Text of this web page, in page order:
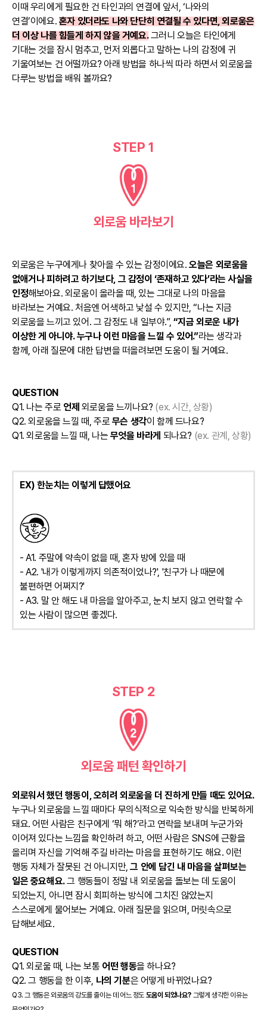
이때 우리에게 필요한 건 타인과의 연결에 앞서, ‘나와의
연결’이에요. 혼자 있더라도 나와 단단히 연결될 수 있다면, 외로움은
더 이상 나를 힘들게 하지 않을 거예요.그러니 오늘은 타인에게
기대는 것을 잠시 멈추고, 먼저 외롭다고 말하는 나의 감정에 귀
기울여보는 건 어떨까요? 아래 방법을 하나씩 따라 하면서 외로움을
다루는 방법을 배워 볼까요?
STEP 1
외로움 바라보기
외로움은 누구에게나 찾아올 수 있는 감정이에요.오늘은 외로움을
없애거나 피하려고 하기보다, 그 감정이 ‘존재하고 있다’라는 사실을
인정해보아요. 외로움이 올라올 때, 있는 그대로 나의 마음을
바라보는 거예요. 처음엔 어색하고 낯설 수 있지만, “나는 지금
외로움을 느끼고 있어. 그 감정도 내 일부야.”, “지금 외로운 내가
이상한 게 아니야. 누구나 이런 마음을 느낄 수 있어.”라는 생각과
함께, 아래 질문에 대한 답변을 떠올려보면 도움이 될 거예요.
QUESTION
Q1. 나는 주로 언제 외로움을 느끼나요? (ex. 시간, 상황)
Q2. 외로움을 느낄 때, 주로 무슨 생각이 함께 드나요?
Q1. 외로움을 느낄 때, 나는 무엇을 바라게 되나요? (ex. 관계, 상황)
EX) 한눈치는 이렇게 답했어요
- A1. 주말에 약속이 없을 때, 혼자 방에 있을 때
- A2. '내가 이렇게까지 의존적이었나?', '친구가 나 때문에
불편하면 어쩌지?'
- A3. 말 안 해도 내 마음을 알아주고, 눈치 보지 않고 연락할 수
있는 사람이 많으면 좋겠다.
STEP 2
외로움 패턴 확인하기
외로워서 했던 행동이, 오히려 외로움을 더 진하게 만들 때도 있어요.
누구나 외로움을 느낄 때마다 무의식적으로 익숙한 방식을 반복하게
돼요. 어떤 사람은 친구에게 ‘뭐 해?’라고 연락을 보내며 누군가와
이어져 있다는 느낌을 확인하려 하고, 어떤 사람은 SNS에 근황을
올리며 자신을 기억해 주길 바라는 마음을 표현하기도 해요. 이런
행동 자체가 잘못된 건 아니지만,그 안에 담긴 내 마음을 살펴보는
일은 중요해요.그 행동들이 정말 내 외로움을 돌보는 데 도움이
되었는지, 아니면 잠시 회피하는 방식에 그치진 않았는지
스스로에게 물어보는 거예요. 아래 질문을 읽으며, 머릿속으로
답해보세요.
QUESTION
Q1. 외로울 때, 나는 보통 어떤 행동을 하나요?
Q2. 그 행동을 한 이후, 나의 기분은 어떻게 바뀌었나요?
Q3. 그 행동은 외로움의 강도를 줄이는 데 어느 정도 도움이 되었나요? 그렇게 생각한 이유는